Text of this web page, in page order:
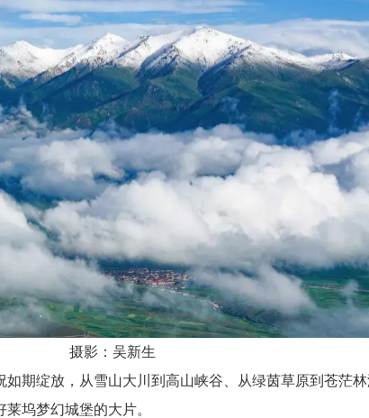
摄影：吴新生
期绽放，从雪山大川到高山峡谷、从绿茵草原到苍茫
坞梦幻城堡的大片。